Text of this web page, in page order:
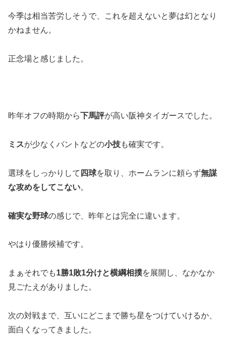
今季は相当苦労しそうで、これを超えないと夢は幻となり
かねません。
正念場と感じました。
昨年オフの時期から下馬評が高い阪神タイガースでした。
ミスが少なくバントなどの小技も確実です。
選球をしっかりして 四球を取り、ホームランに頼らず無謀
な攻めをしてこない。
確実な野球の感じで、昨年とは完全に違います。
やはり優勝候補です。
まぁそれでも1勝1敗1分けと横綱相撲を展開し、なかなか
見ごたえがありました。
次の対戦まで、互いにどこまで勝ち星をつけていけるか、
面白くなってきました。